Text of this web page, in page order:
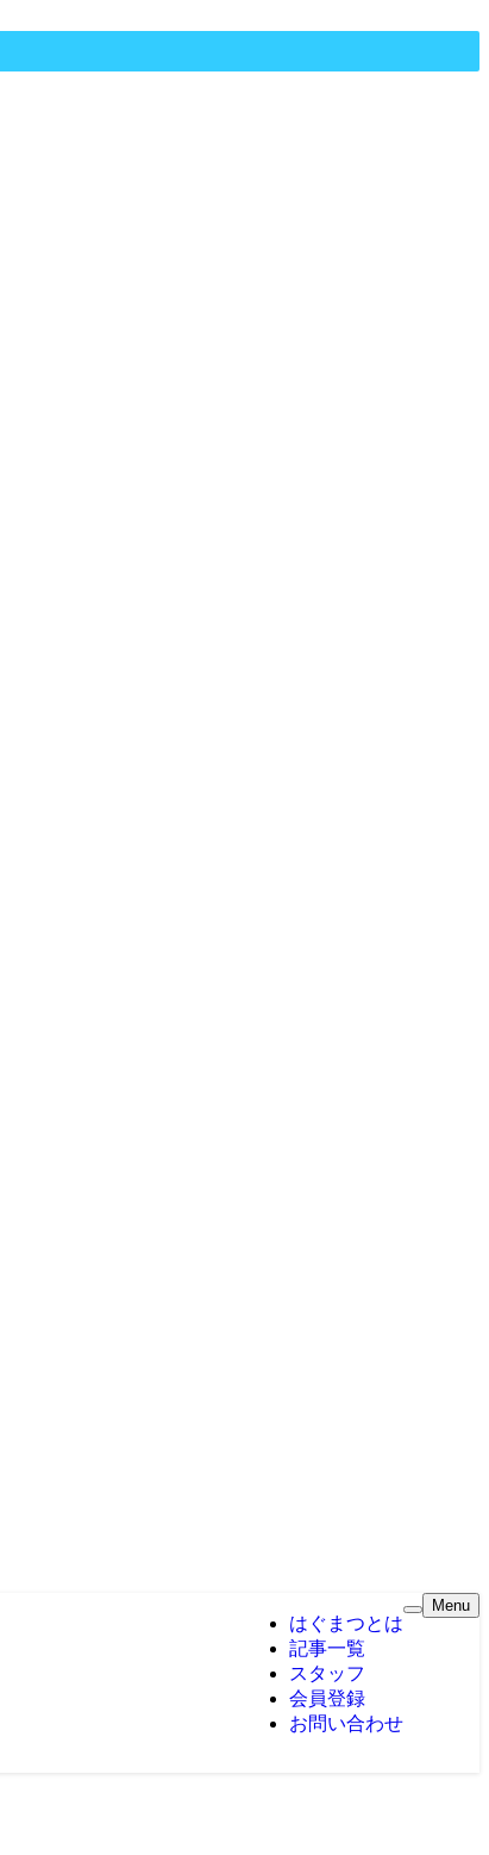
はぐまつとは
記事一覧
スタッフ
会員登録
お問い合わせ
Menu